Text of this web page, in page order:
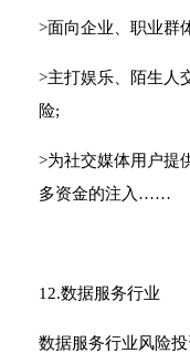
>面向企业、职业群
>主打娱乐、陌生人
险;
>为社交媒体用户提
多资金的注入……
12.数据服务行业
数据服务行业风险